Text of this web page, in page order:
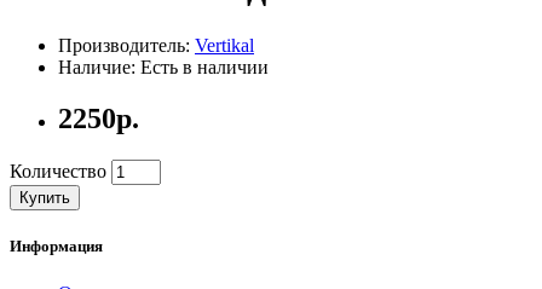
Производитель: Vertikal
Наличие: Есть в наличии
2250р.
Количество
Купить
Информация